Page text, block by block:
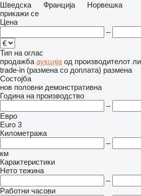
Шведска
Франција
Норвешка
прикажи се
Цена
–
Тип на оглас
продажба аукција од производителот
trade-in (размена со доплата) размена
Состојба
нов половни демонстративна
Година на производство
–
Евро
Euro 3
Километража
–
км
Карактеристики
Нето тежина
–
Работни часови